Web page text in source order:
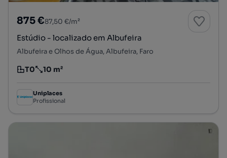
875 €87,50 €/m²
Estúdio - localizado em Albufeira
Albufeira e Olhos de Água, Albufeira, Faro
Tipologia
T0
Preço por metro quadrado
10 m²
Uniplaces
Profissional